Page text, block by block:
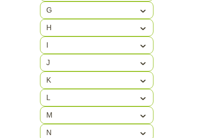
(8)
(55)
(65)
(3)
(3)
ATOMIC
G
H
I
J
K
L
M
N